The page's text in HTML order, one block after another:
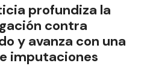
profundiza la
contra
y avanza con una
imputaciones